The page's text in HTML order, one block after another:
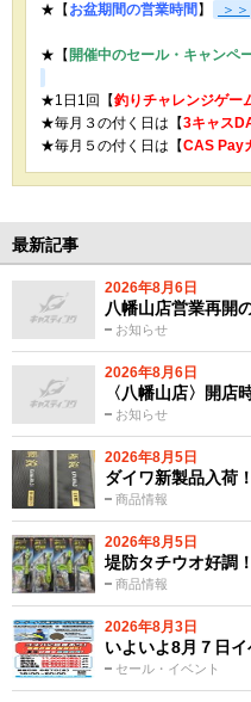
★【 お盆期間の営業時間 】 ＞＞
★【 開催中のセール・キャンペ
★1日1回【釣りチャレンジゲー
★毎月３の付く日は【3キャス
★毎月５の付く日は【CAS Pay
最新記事
2026年8月6日
お知らせ
八幡山店営業再開
2026年8月6日
お知らせ
〈八幡山店〉開店
2026年8月5日
商品情報
ダイワ新製品入荷！
2026年8月5日
商品情報
堤防タチウオ好調！
2026年8月3日
セール・イベント
いよいよ8月７日イ